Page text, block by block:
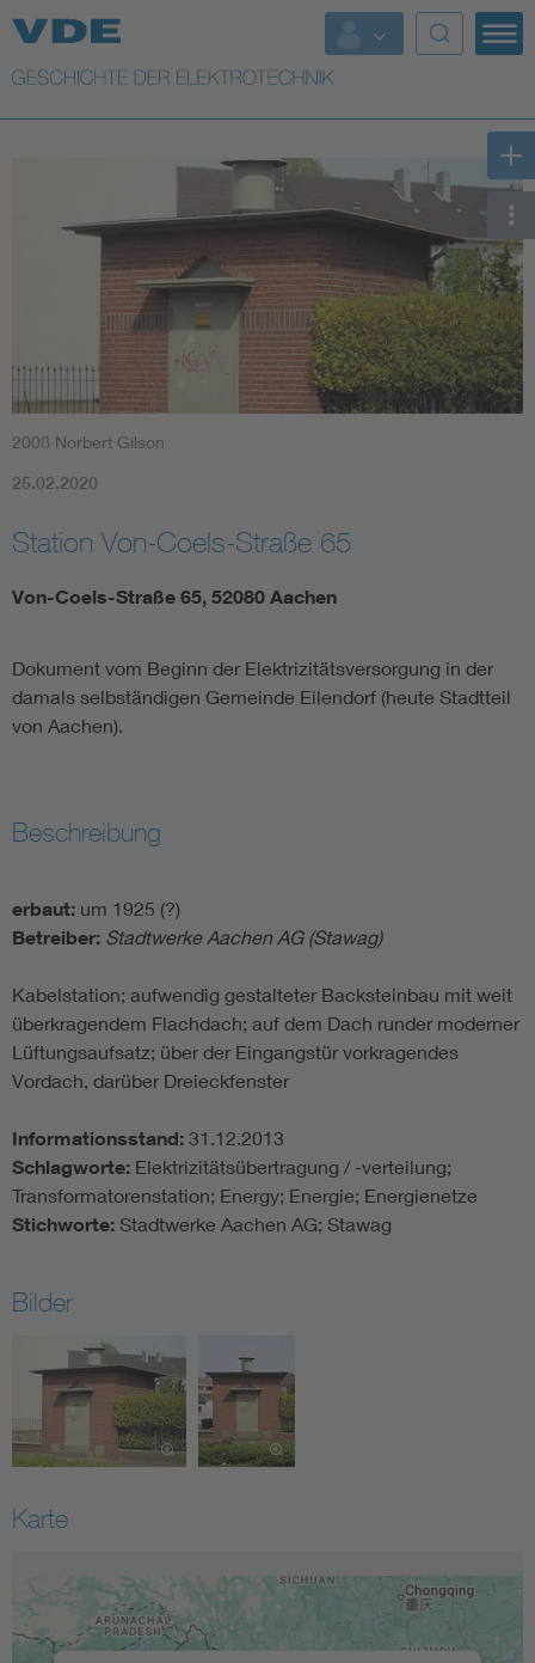
Top Themen
Weitere Themen
2008 Norbert Gilson
25.02.2020
Station Von-Coels-Straße 65
Von-Coels-Straße 65, 52080 Aachen
Dokument vom Beginn der Elektrizitätsversorgung in der
damals selbständigen Gemeinde Eilendorf (heute Stadtteil
von Aachen).
Beschreibung
erbaut: um 1925 (?)
Betreiber: Stadtwerke Aachen AG (Stawag)
Kabelstation; aufwendig gestalteter Backsteinbau mit weit
überkragendem Flachdach; auf dem Dach runder moderner
Lüftungsaufsatz; über der Eingangstür vorkragendes
Vordach, darüber Dreieckfenster
Informationsstand: 31.12.2013
Schlagworte: Elektrizitätsübertragung / -verteilung;
Transformatorenstation; Energy; Energie; Energienetze
Stichworte: Stadtwerke Aachen AG; Stawag
Bilder
Karte